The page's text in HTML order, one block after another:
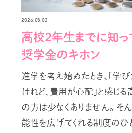
2026.03.02
高校2年生までに知っ
奨学金のキホン
進学を考え始めたとき、「学
けれど、費用が心配」と感じ
の方は少なくありません。 そ
能性を広げてくれる制度のひ